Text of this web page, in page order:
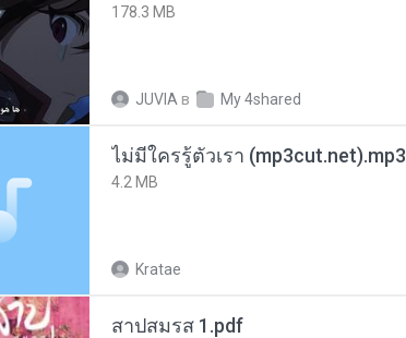
178.3 MB
JUVIA в My 4shared
ไม่มีใครรู้ตัวเรา (mp3cut.net).mp3
4.2 MB
Kratae
สาปสมรส 1.pdf